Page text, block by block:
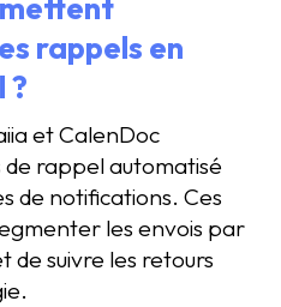
rappels en
?
et CalenDoc
rappel automatisé
de notifications. Ces
les envois par
de suivre les retours